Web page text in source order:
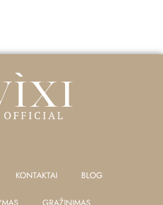
KONTAKTAI BLOG